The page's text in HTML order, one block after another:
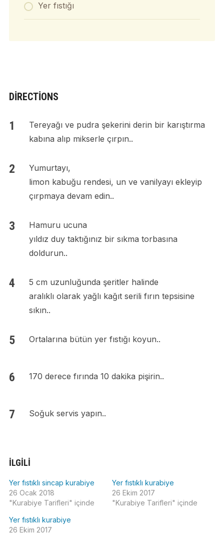
Yer fıstığı
DIRECTIONS
Tereyağı ve pudra şekerini derin bir karıştırma
kabına alıp mikserle çırpın..
Yumurtayı,
limon kabuğu rendesi, un ve vanilyayı ekleyip
çırpmaya devam edin..
Hamuru ucuna
yıldız duy taktığınız bir sıkma torbasına
doldurun..
5 cm uzunluğunda şeritler halinde
aralıklı olarak yağlı kağıt serili fırın tepsisine
sıkın..
Ortalarına bütün yer fıstığı koyun..
170 derece fırında 10 dakika pişirin..
Soğuk servis yapın..
İLGILI
Yer fıstıklı sincap kurabiye
26 Ocak 2018
"Kurabiye Tarifleri" içinde
Yer fıstıklı kurabiye
26 Ekim 2017
"Kurabiye Tarifleri" içinde
Yer fıstıklı kurabiye
26 Ekim 2017